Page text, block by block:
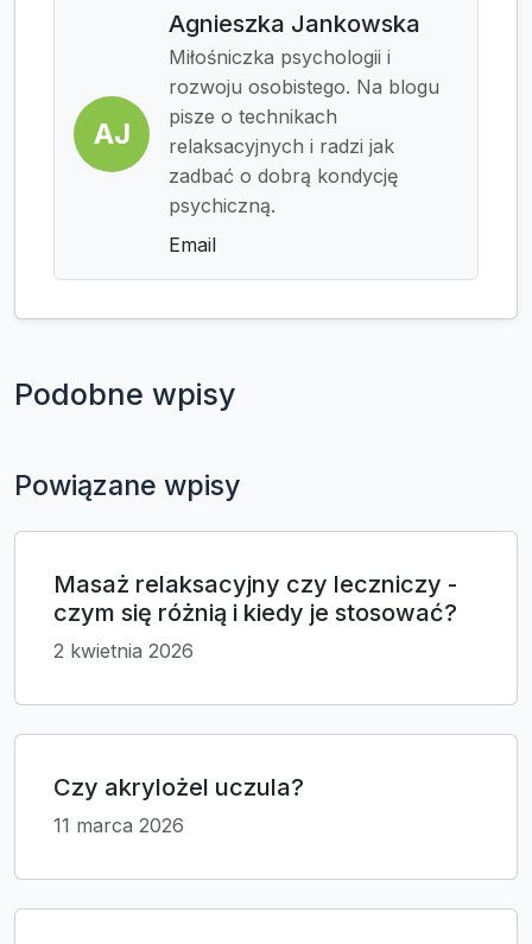
AJ
Agnieszka Jankowska
Miłośniczka psychologii i
rozwoju osobistego. Na blogu
pisze o technikach
relaksacyjnych i radzi jak
zadbać o dobrą kondycję
psychiczną.
Email
Podobne wpisy
Powiązane wpisy
Masaż relaksacyjny czy leczniczy -
czym się różnią i kiedy je stosować?
2 kwietnia 2026
Czy akrylożel uczula?
11 marca 2026